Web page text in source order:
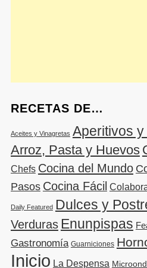
RECETAS DE…
Aceites y Vinagretas Aperitivos
Arroz, Pasta y Huevos
Chefs Cocina del Mundo
Pasos Cocina Fácil
Daily Featured Dulces y
Verduras Enunpispas
Gastronomía Guarniciones
Inicio La Despensa